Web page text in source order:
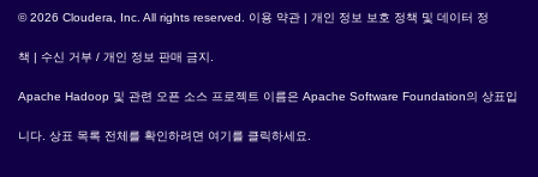
© 2026 Cloudera, Inc. All rights reserved. 이용 약관 | 개인 정보 보호 정책 및 데이터 정
책 | 수신 거부 / 개인 정보 판매 금지
Apache Hadoop 및 관련 오픈 소스 프로젝트 이름은 Apache Software Foundation의 상표입
니다. 상표 목록 전체를 확인하려면 여기를 클릭하세요.